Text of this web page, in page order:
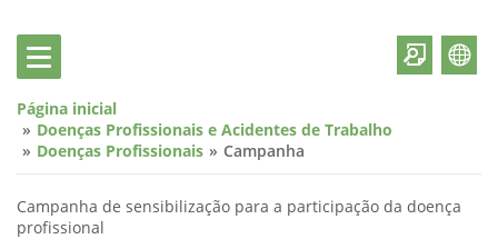
Página inicial
Doenças Profissionais e Acidentes de Trabalho
Doenças Profissionais
Campanha
Campanha de sensibilização para a participação da doença
profissional